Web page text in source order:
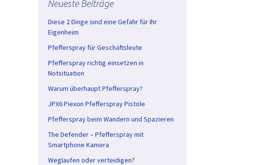
Neueste Beiträge
Diese 2 Dinge sind eine Gefahr für Ihr
Eigenheim
Pfefferspray für Geschäftsleute
Pfefferspray richtig einsetzen in
Notsituation
Warum überhaupt Pfefferspray?
JPX6 Piexon Pfefferspray Pistole
Pfefferspray beim Wandern und Spazieren
The Defender – Pfefferspray mit
Smartphone Kamera
Weglaufen oder verteidigen?